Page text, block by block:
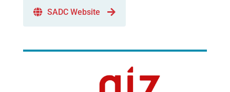
SADC Website